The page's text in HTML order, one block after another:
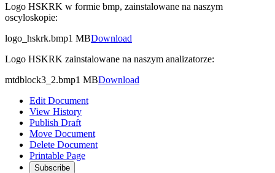
Logo HSKRK w formie bmp, zainstalowane na naszym
oscyloskopie:
logo_hskrk.bmp1 MBDownload
Logo HSKRK zainstalowane na naszym analizatorze:
mtdblock3_2.bmp1 MBDownload
Edit Document
View History
Publish Draft
Move Document
Delete Document
Printable Page
Subscribe